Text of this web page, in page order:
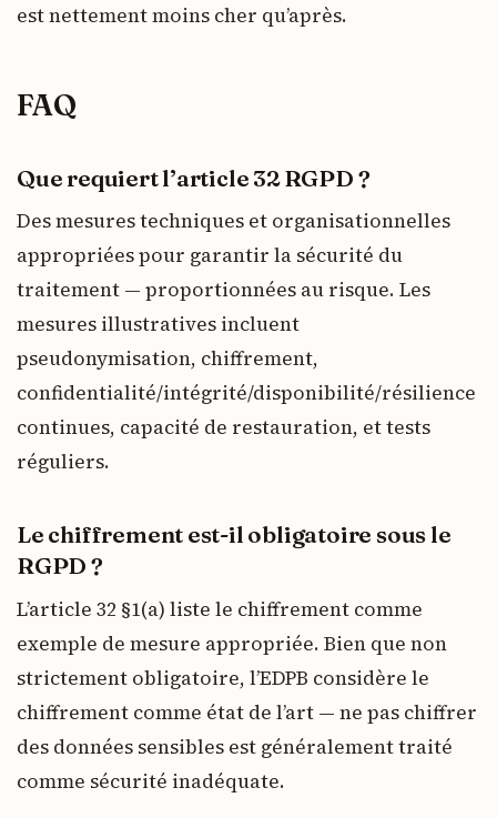
est nettement moins cher qu’après.
FAQ
Que requiert l’article 32 RGPD ?
Des mesures techniques et organisationnelles
appropriées pour garantir la sécurité du
traitement — proportionnées au risque. Les
mesures illustratives incluent
pseudonymisation, chiffrement,
confidentialité/intégrité/disponibilité/résilience
continues, capacité de restauration, et tests
réguliers.
Le chiffrement est-il obligatoire sous le
RGPD ?
L’article 32 §1(a) liste le chiffrement comme
exemple de mesure appropriée. Bien que non
strictement obligatoire, l’EDPB considère le
chiffrement comme état de l’art — ne pas chiffrer
des données sensibles est généralement traité
comme sécurité inadéquate.